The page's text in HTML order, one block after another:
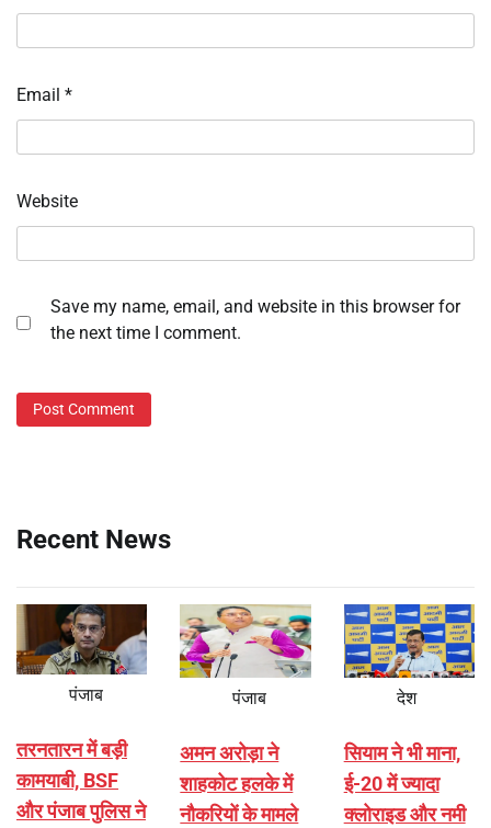
Email *
Website
Save my name, email, and website in this browser for
the next time I comment.
Recent News
पंजाब
तरनतारन में बड़ी
कामयाबी, BSF
और पंजाब पुलिस ने
पंजाब
अमन अरोड़ा ने
शाहकोट हलके में
नौकरियों के मामले
देश
सियाम ने भी माना,
ई-20 में ज्यादा
क्लोराइड और नमी